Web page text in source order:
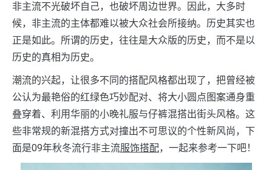
非主流不光破坏自己，也破坏周边世界。因此，大多时
候，非主流的主体都难以被大众社会所接纳。历史其实也
正是如此。所谓的历史，往往是大众版的历史，而不是以
历史的真相为历史。
潮流的兴起，让很多不同的搭配风格都出现了，把曾经被
公认为最艳俗的红绿色巧妙配对、将大小圆点图案通身重
叠穿着、利用华丽的小晚礼服与仔裤混搭出街头风格。这
些非常规的新混搭方式对撞出不可思议的个性新风尚，下
面是09年秋冬流行非主流服饰搭配，一起来参考一下吧！